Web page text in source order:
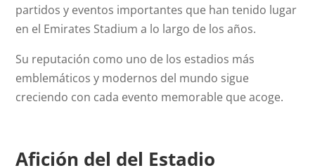
partidos y eventos importantes que han tenido lugar
en el Emirates Stadium a lo largo de los años.
Su reputación como uno de los estadios más
emblemáticos y modernos del mundo sigue
creciendo con cada evento memorable que acoge.
Afición del del Estadio